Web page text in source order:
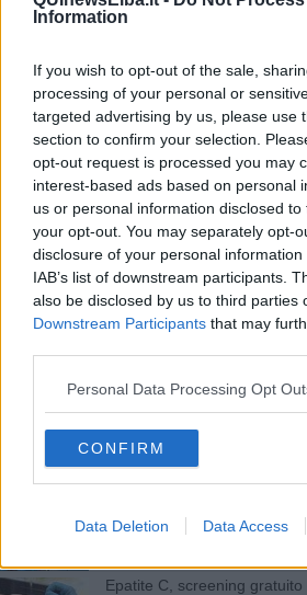
Information
If you wish to opt-out of the sale,
processing of your personal or
targeted advertising by us, please use
section to confirm your selection.
opt-out request is processed you may
interest-based ads based on personal
us or personal information disclosed
your opt-out. You may separately opt-
disclosure of your personal
IAB’s list of downstream participants.
also be disclosed by us to third parties
Downstream Participants that may
Personal Data Processing Opt
CONFIRM
Data Deletion Data Access
Una Sula lungo le coste
Riapre al pubblico la
Un convegno organizzato
Influenza, via alle
Parte la campagna di
Mafie e abusivismo edilizio su costa e
denuncia Legambiente
Elba, ambulatorio
Plasma iperimmune, "un
Covid, farmaco salvavita
Cancro: intervenire sulle
Epatite C, screening